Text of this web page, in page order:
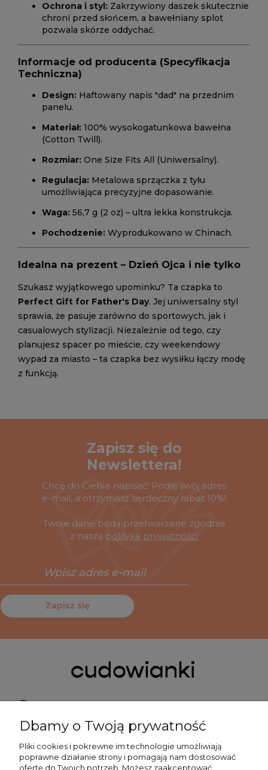
Ochrona i styl: Zakrzywiony daszek skutecznie
chroni przed słońcem, a bawełniany splot
pozwala skórze oddychać.
Informacje od producenta (Specyfikacja
Techniczna)
Design: Haftowany napis "dad" na przednim
panelu.
Materiał: 100% wysokogatunkowa bawełna
(Cotton Twill).
Rozmiar: One Size Fits All (Uniwersalny).
Regulacja: Metalowa sprzączka z tyłu
umożliwiająca precyzyjne dopasowanie.
Waga: 56,7 g (2 oz) – ultra lekka konstrukcja.
Pochodzenie: Wyprodukowano w Chinach.
Idealna na prezent – Dzień Ojca i nie tylko
Szukasz wyjątkowego upominku? Ta czapka to
Perfect Gift for Father's Day. Jej uniwersalny styl
sprawia, że pasuje zarówno do sportowych, jak i
casualowych stylizacji. Niezależnie od tego, czy
planujesz spacer po mieście, czy weekendowy
wypad za miasto – ta czapka bez wysiłku łączy modę
z funkcją.
Zapisz się do
Newslettera!
Chcę do Ciebie napisać! Podaj swój adres
e-mail, a otrzymasz serdeczny rabat 10%!
Twoje dane będą przetwarzane zgodnie
z naszą polityką prywatności
Zapisz się
Pn do Pt 9:00-15:00
+48 519 462 010
kontakt@cudowianki.pl
Dbamy o Twoją prywatność
Pliki cookies i pokrewne im technologie umożliwiają
poprawne działanie strony i pomagają nam dostosować
ofertę do Twoich potrzeb. Możesz zaakceptować